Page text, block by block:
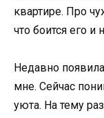
квартире. Про
что боится его и
Недавно
мне. Сейчас
уюта. На тему